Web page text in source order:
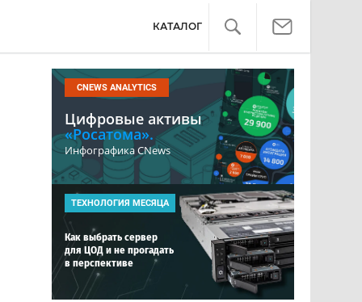
КАТАЛОГ
CNEWS ANALYTICS
Цифровые активы
«Росатома».
Инфографика CNews
ТЕХНОЛОГИЯ МЕСЯЦА
Как выбрать сервер
для ЦОД и не прогадать
в перспективе